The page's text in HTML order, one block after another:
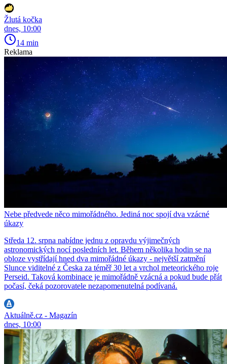
Žlutá kočka
dnes, 10:00
14 min
Reklama
Nebe předvede něco mimořádného. Jediná noc spojí dva vzácné
úkazy
Středa 12. srpna nabídne jednu z opravdu výjimečných
astronomických nocí posledních let. Během několika hodin se na
obloze vystřídají hned dva mimořádné úkazy - největší zatmění
Slunce viditelné z Česka za téměř 30 let a vrchol meteorického roje
Perseid. Taková kombinace je mimořádně vzácná a pokud bude přát
počasí, čeká pozorovatele nezapomenutelná podívaná.
Aktuálně.cz - Magazín
dnes, 10:00